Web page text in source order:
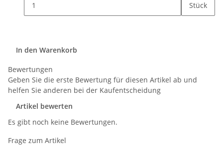
Stück
In den Warenkorb
Bewertungen
Geben Sie die erste Bewertung für diesen Artikel ab und
helfen Sie anderen bei der Kaufentscheidung
Artikel bewerten
Es gibt noch keine Bewertungen.
Frage zum Artikel